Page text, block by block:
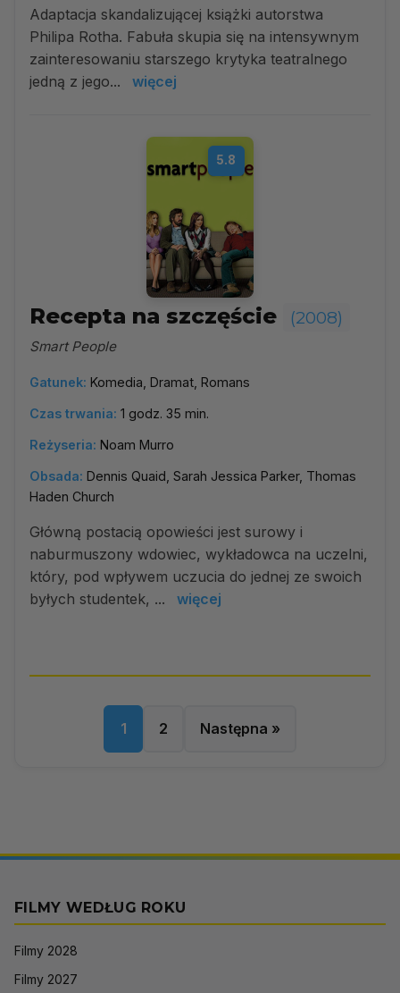
Adaptacja skandalizującej książki autorstwa
Philipa Rotha. Fabuła skupia się na intensywnym
zainteresowaniu starszego krytyka teatralnego
jedną z jego...
więcej
5.8
Recepta na szczęście (2008)
Smart People
Gatunek: Komedia, Dramat, Romans
Czas trwania: 1 godz. 35 min.
Reżyseria: Noam Murro
Obsada: Dennis Quaid, Sarah Jessica Parker, Thomas
Haden Church
Główną postacią opowieści jest surowy i
naburmuszony wdowiec, wykładowca na uczelni,
który, pod wpływem uczucia do jednej ze swoich
byłych studentek, ...
więcej
1 2 Następna »
FILMY WEDŁUG ROKU
Filmy 2028
Filmy 2027